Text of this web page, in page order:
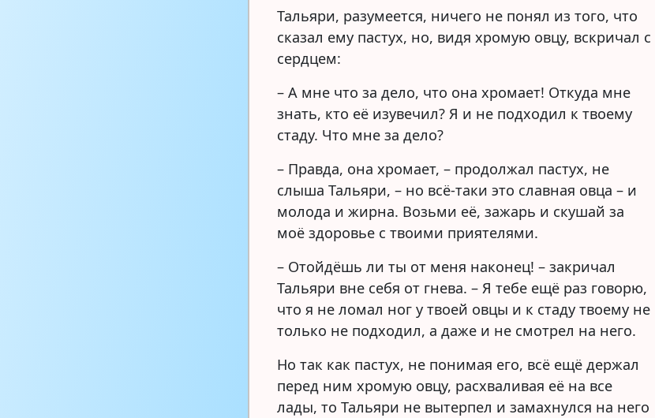
Тальяри, разумеется, ничего не понял из того, что
сказал ему пастух, но, видя хромую овцу, вскричал с
сердцем:
– А мне что за дело, что она хромает! Откуда мне
знать, кто её изувечил? Я и не подходил к твоему
стаду. Что мне за дело?
– Правда, она хромает, – продолжал пастух, не
слыша Тальяри, – но всё-таки это славная овца – и
молода и жирна. Возьми её, зажарь и скушай за
моё здоровье с твоими приятелями.
– Отойдёшь ли ты от меня наконец! – закричал
Тальяри вне себя от гнева. – Я тебе ещё раз говорю,
что я не ломал ног у твоей овцы и к стаду твоему не
только не подходил, а даже и не смотрел на него.
Но так как пастух, не понимая его, всё ещё держал
перед ним хромую овцу, расхваливая её на все
лады, то Тальяри не вытерпел и замахнулся на него